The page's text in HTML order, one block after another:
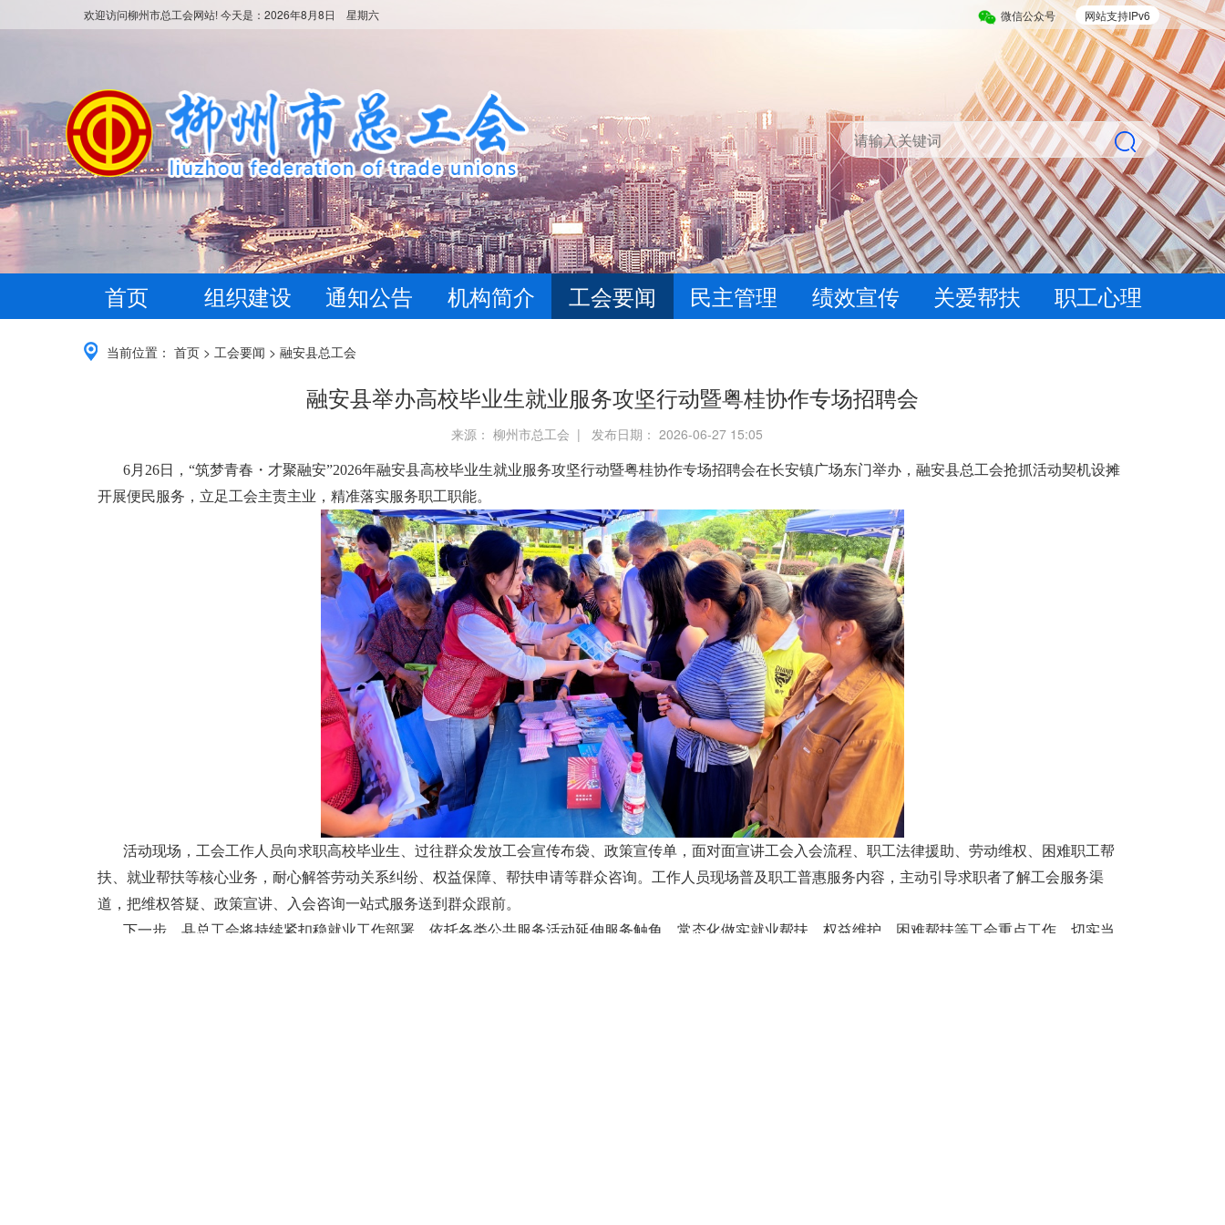
网站支持IPv6
微信公众号
欢迎访问柳州市总工会网站! 今天是： 2026年8月8日 星期六
首页 组织建设 通知公告 机构简介 工会要闻 民主管理 绩效宣传 关爱帮扶 职工心理
当前位置： 首页 > 工会要闻 > 融安县总工会
融安县举办高校毕业生就业服务攻坚行动暨粤桂协作专场招聘会
来源： 柳州市总工会 | 发布日期： 2026-06-27 15:05
6月26日，“筑梦青春・才聚融安”2026年融安县高校毕业生就业服务攻坚行动暨粤桂协作专场招聘会在长安镇广场东门举办，融安县总工会抢抓活动契机设摊
开展便民服务，立足工会主责主业，精准落实服务职工职能。
活动现场，工会工作人员向求职高校毕业生、过往群众发放工会宣传布袋、政策宣传单，面对面宣讲工会入会流程、职工法律援助、劳动维权、困难职工帮
扶、就业帮扶等核心业务，耐心解答劳动关系纠纷、权益保障、帮扶申请等群众咨询。工作人员现场普及职工普惠服务内容，主动引导求职者了解工会服务渠
道，把维权答疑、政策宣讲、入会咨询一站式服务送到群众跟前。
下一步，县总工会将持续紧扣稳就业工作部署，依托各类公共服务活动延伸服务触角，常态化做实就业帮扶、权益维护、困难帮扶等工会重点工作，切实当